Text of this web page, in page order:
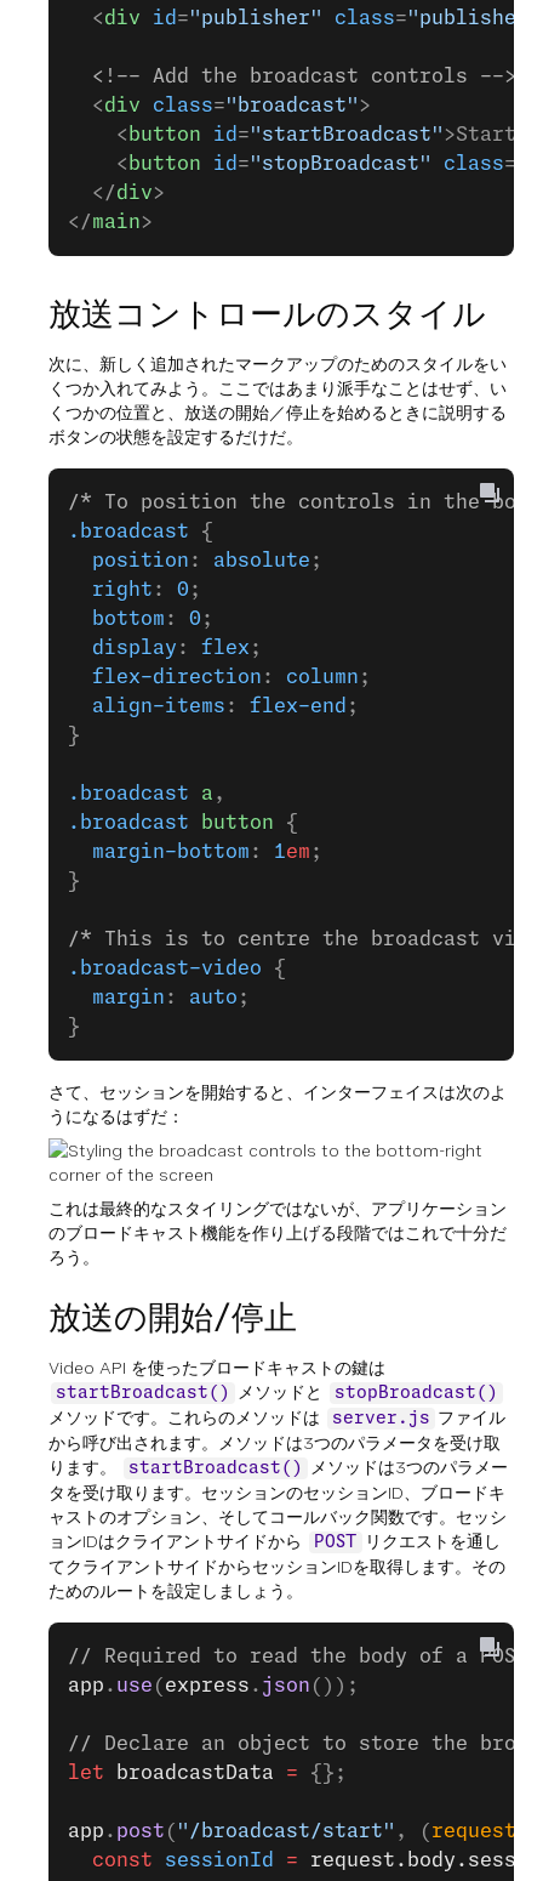
  <
div id ="publisher" class="publisher"
  <!-- Add the broadcast controls -->
  <
div class="broadcast" >
    <
button id ="startBroadcast" >Start
    <
button id ="stopBroadcast" class=
  </
div>
</main>
放送コントロールのスタイル
次に、新しく追加されたマークアップのためのスタイルをい
くつか入れてみよう。ここではあまり派手なことはせず、い
くつかの位置と、放送の開始／停止を始めるときに説明する
ボタンの状態を設定するだけだ。
/* To position the controls in the
.broadcast {
  position
: absolute ;
  right
: 0 ;
  bottom
: 0 ;
  display
: flex ;
  flex-direction
: column ;
  align-items
: flex-end ;
}
.broadcast a ,
.broadcast button {
  margin-bottom
: 1em ;
}
/* This is to centre the broadcast
.broadcast-video {
  margin
: auto ;
}
さて、セッションを開始すると、インターフェイスは次のよ
うになるはずだ：
これは最終的なスタイリングではないが、アプリケーション
のブロードキャスト機能を作り上げる段階ではこれで十分だ
ろう。
放送の開始/停止
Video API を使ったブロードキャストの鍵は
startBroadcast() メソッドと stopBroadcast()
メソッドです。これらのメソッドは server.js ファイル
から呼び出されます。メソッドは3つのパラメータを受け取
ります。
startBroadcast()
メソッドは3つのパラメー
タを受け取ります。セッションのセッションID、ブロードキ
ャストのオプション、そしてコールバック関数です。セッシ
ョンIDはクライアントサイドから
POST
リクエストを通し
てクライアントサイドからセッションIDを取得します。その
ためのルートを設定しましょう。
// Required to read the body of a POST
app . use ( express . json ());
// Declare an object to store the
let broadcastData = {};
app . post ( "/broadcast/start" , ( request
  const
sessionId =